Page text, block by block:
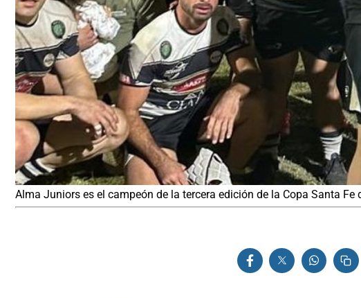
Alma Juniors es el campeón de la tercera edición de la Copa Santa Fe